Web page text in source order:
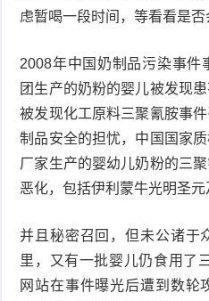
虑暂喝一段时间，等看看是否
2008年中国奶制品污染事件
团生产的奶粉的婴儿被发现
被发现化工原料三聚氰胺事
制品安全的担忧，中国国家
厂家生产的婴幼儿奶粉的三
恶化，包括伊利蒙牛光明圣元
并且秘密召回，但未公诸于
里，又有一批婴儿仍食用了
网站在事件曝光后遭到数轮